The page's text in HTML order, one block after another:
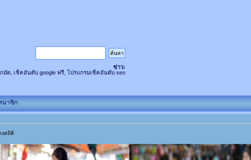
ข่าว:
มัด, เช็คอันดับ google ฟรี, โปรแกรมเช็คอันดับ seo
มาชิก
งสถิติ